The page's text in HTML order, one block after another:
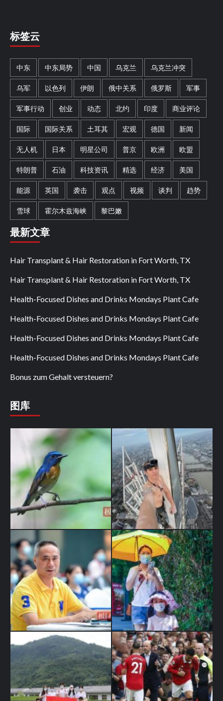
标签云
中东 中东局势 中国 乌克兰 乌克兰冲突
乌军 以色列 伊朗 俄中关系 俄罗斯 军事
军事行动 创业 动态 北约 印度 商业评论
国际 国际关系 土耳其 宏观 德国 新闻
无人机 日本 明星公司 普京 欧洲 欧盟
特朗普 石油 科技资讯 精选 经济 美国
能源 英国 袭击 观点 视频 谈判 趋势
雪球 霍尔木兹海峡 黎巴嫩
最新文章
Hair Transplant & Hair Restoration in Fort Worth, TX
Hair Transplant & Hair Restoration in Fort Worth, TX
Health-Focused Dishes and Drinks Mondays Plant Cafe
Health-Focused Dishes and Drinks Mondays Plant Cafe
Health-Focused Dishes and Drinks Mondays Plant Cafe
Health-Focused Dishes and Drinks Mondays Plant Cafe
Bonus zum Gehalt versteuern?
图库